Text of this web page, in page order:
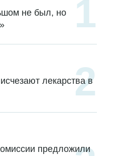
не был, но
лекарства в
предложили